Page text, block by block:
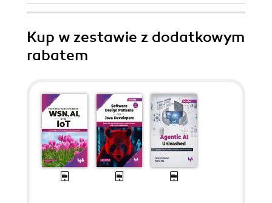
Kup w zestawie z dodatkowym
rabatem